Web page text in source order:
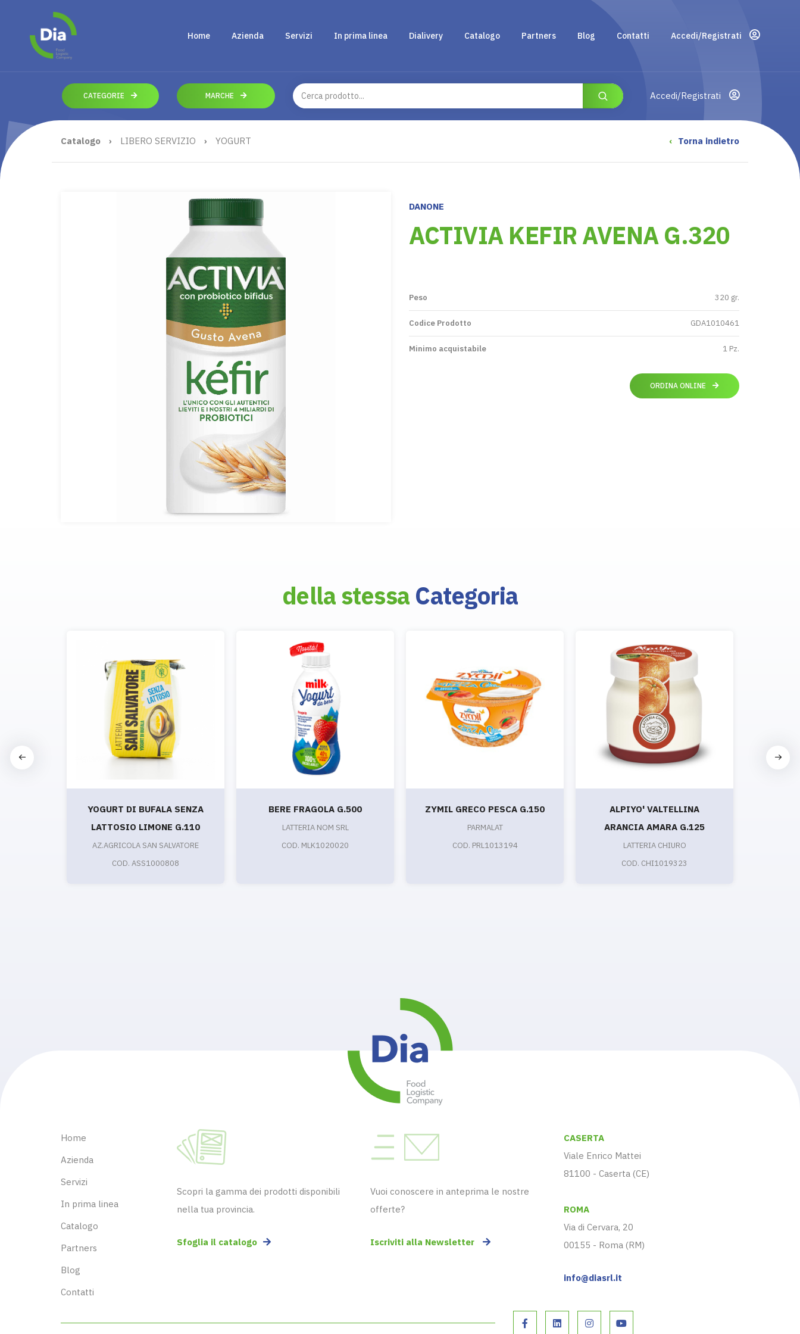
Home Azienda Servizi In prima linea Dialivery Catalogo Partners Blog Contatti Accedi/Registrati
CATEGORIE MARCHE Accedi/Registrati
Catalogo › LIBERO SERVIZIO › YOGURT ‹ Torna indietro
DANONE
ACTIVIA KEFIR AVENA G.320
Peso 320 gr.
Codice Prodotto GDA1010461
Minimo acquistabile 1 Pz.
ORDINA ONLINE
della stessa Categoria
YOGURT DI BUFALA SENZA
LATTOSIO LIMONE G.110
AZ.AGRICOLA SAN SALVATORE
COD. ASS1000808
BERE FRAGOLA G.500
LATTERIA NOM SRL
COD. MLK1020020
ZYMIL GRECO PESCA G.150
PARMALAT
COD. PRL1013194
ALPIYO' VALTELLINA
ARANCIA AMARA G.125
LATTERIA CHIURO
COD. CHI1019323
Home
Azienda
Servizi
In prima linea
Catalogo
Partners
Blog
Contatti
Scopri la gamma dei prodotti disponibili
nella tua provincia.
Sfoglia il catalogo
Vuoi conoscere in anteprima le nostre
offerte?
Iscriviti alla Newsletter
CASERTA
Viale Enrico Mattei
81100 - Caserta (CE)
ROMA
Via di Cervara, 20
00155 - Roma (RM)
info@diasrl.it